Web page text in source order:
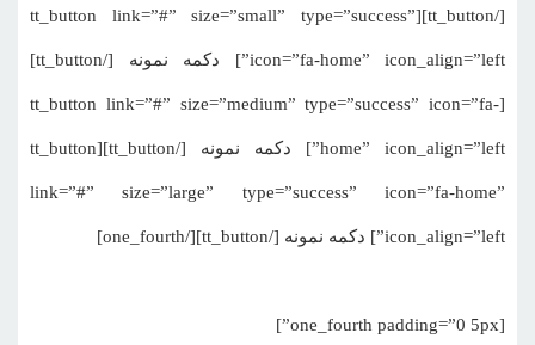
[/tt_button][tt_button link=”#” size=”small” type=”success”
icon=”fa-home” icon_align=”left”] دکمه نمونه [/tt_button]
[tt_button link=”#” size=”medium” type=”success” icon=”fa-
home” icon_align=”left”] دکمه نمونه [/tt_button][tt_button
link=”#” size=”large” type=”success” icon=”fa-home”
icon_align=”left”] دکمه نمونه [/tt_button][/one_fourth]
[one_fourth padding=”0 5px”]